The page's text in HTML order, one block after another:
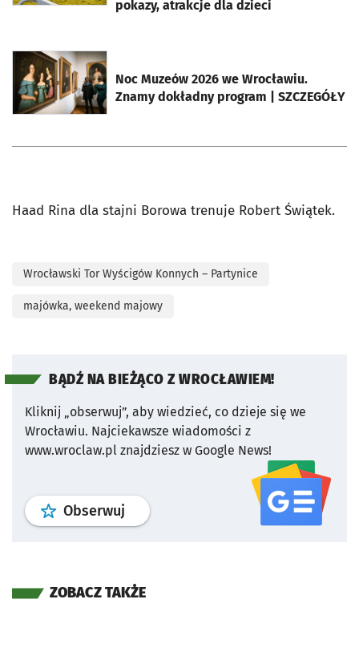
pokazy, atrakcje dla dzieci
Noc Muzeów 2026 we Wrocławiu.
Znamy dokładny program | SZCZEGÓŁY
otworzy się w nowej karcie
Haad Rina dla stajni Borowa trenuje Robert Świątek.
Wrocławski Tor Wyścigów Konnych – Partynice
majówka, weekend majowy
BĄDŹ NA BIEŻĄCO Z WROCŁAWIEM!
Kliknij „obserwuj”, aby wiedzieć, co dzieje się we
Wrocławiu. Najciekawsze wiadomości z
www.wroclaw.pl znajdziesz w Google News!
Obserwuj profil serwisu
ZOBACZ TAKŻE